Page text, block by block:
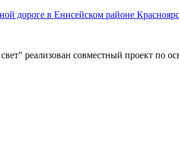
дороге в Енисейском районе
реализован совместный проект по